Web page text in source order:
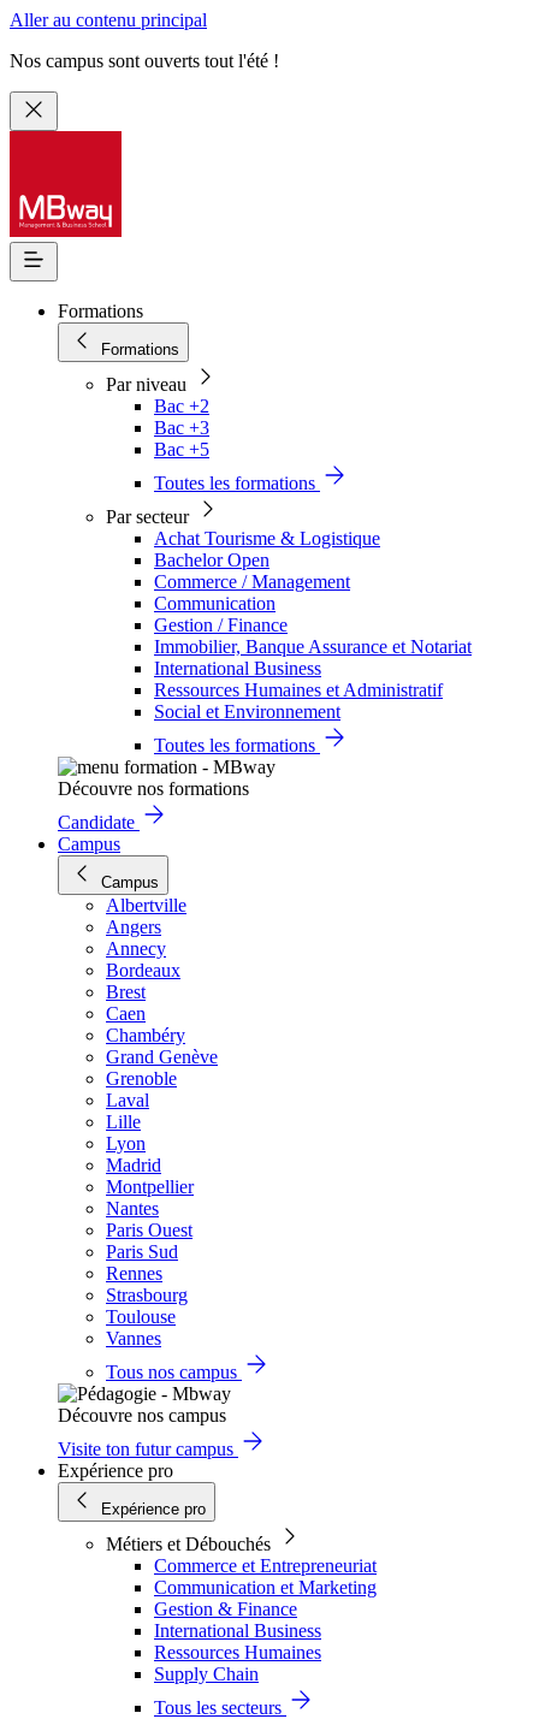
Aller au contenu principal
Nos campus sont ouverts tout l'été !
Formations
Formations
Par niveau
Bac +2
Bac +3
Bac +5
Toutes les formations
Par secteur
Achat Tourisme & Logistique
Bachelor Open
Commerce / Management
Communication
Gestion / Finance
Immobilier, Banque Assurance et Notariat
International Business
Ressources Humaines et Administratif
Social et Environnement
Toutes les formations
Découvre nos formations
Candidate
Campus
Campus
Albertville
Angers
Annecy
Bordeaux
Brest
Caen
Chambéry
Grand Genève
Grenoble
Laval
Lille
Lyon
Madrid
Montpellier
Nantes
Paris Ouest
Paris Sud
Rennes
Strasbourg
Toulouse
Vannes
Tous nos campus
Découvre nos campus
Visite ton futur campus
Expérience pro
Expérience pro
Métiers et Débouchés
Commerce et Entrepreneuriat
Communication et Marketing
Gestion & Finance
International Business
Ressources Humaines
Supply Chain
Tous les secteurs